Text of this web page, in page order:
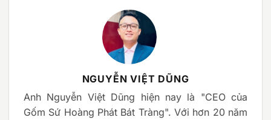
NGUYỄN VIỆT DŨNG
Anh Nguyễn Việt Dũng hiện nay là "CEO của
Gốm Sứ Hoàng Phát Bát Tràng". Với hơn 20 năm